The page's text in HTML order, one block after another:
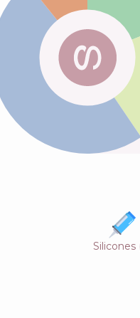
Silicones